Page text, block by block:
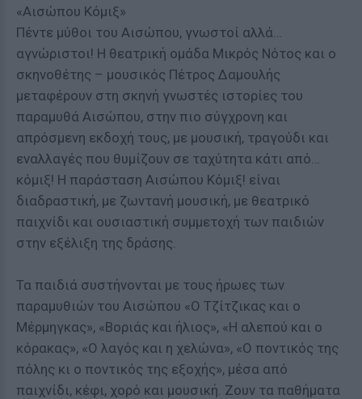
«Αισώπου Κόμιξ»
Πέντε μύθοι του Αισώπου, γνωστοί αλλά…
αγνώριστοι! Η θεατρική ομάδα Μικρός Νότος και ο
σκηνοθέτης – μουσικός Πέτρος Δαμουλής
μεταφέρουν στη σκηνή γνωστές ιστορίες του
παραμυθά Αισώπου, στην πιο σύγχρονη και
απρόσμενη εκδοχή τους, με μουσική, τραγούδι και
εναλλαγές που θυμίζουν σε ταχύτητα κάτι από…
κόμιξ! Η παράσταση Αισώπου Κόμιξ! είναι
διαδραστική, με ζωντανή μουσική, με θεατρικό
παιχνίδι και ουσιαστική συμμετοχή των παιδιών
στην εξέλιξη της δράσης.
Τα παιδιά συστήνονται με τους ήρωες των
παραμυθιών του Αισώπου «Ο Τζίτζικας και ο
Μέρμηγκας», «Βοριάς και ήλιος», «Η αλεπού και ο
κόρακας», «Ο λαγός και η χελώνα», «Ο ποντικός της
πόλης κι ο ποντικός της εξοχής», μέσα από
παιχνίδι, κέφι, χορό και μουσική. Ζουν τα παθήματα